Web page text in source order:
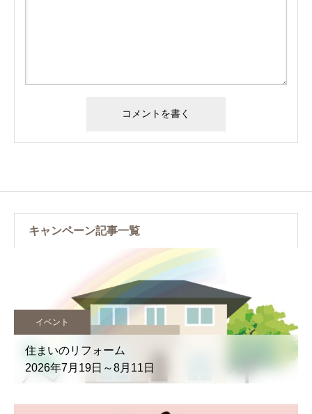
キャンペーン記事一覧
イベント
住まいのリフォーム
2026年7月19日～8月11日